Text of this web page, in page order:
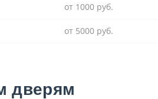
от 1000 руб.
от 5000 руб.
дверям